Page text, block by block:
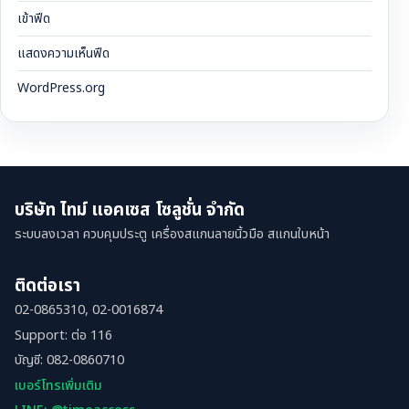
เข้าฟีด
แสดงความเห็นฟีด
WordPress.org
บริษัท ไทม์ แอคเซส โซลูชั่น จำกัด
ระบบลงเวลา ควบคุมประตู เครื่องสแกนลายนิ้วมือ สแกนใบหน้า
ติดต่อเรา
02-0865310, 02-0016874
Support: ต่อ 116
บัญชี: 082-0860710
เบอร์โทรเพิ่มเติม